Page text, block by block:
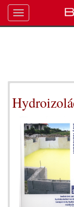
Toggle
navigation